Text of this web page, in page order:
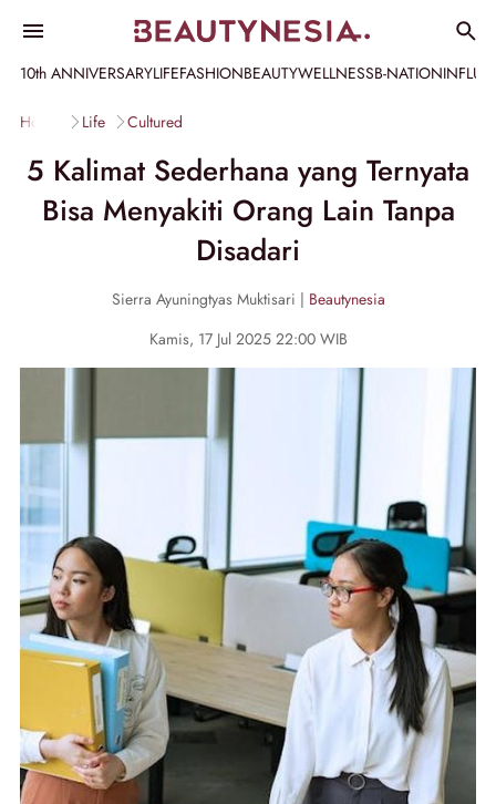
10th ANNIVERSARYLIFEFASHIONBEAUTYWELLNESSB-NATION
Home Life Cultured
5 Kalimat Sederhana yang Ternyata
Bisa Menyakiti Orang Lain Tanpa
Disadari
Sierra Ayuningtyas Muktisari | Beautynesia
Kamis, 17 Jul 2025 22:00 WIB